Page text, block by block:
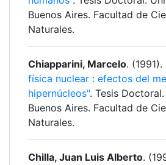
Buenos Aires. Facultad de
Naturales.
Chiapparini, Marcelo. (1991).
física nuclear : efectos del
hipernúcleos". Tesis
Buenos Aires. Facultad de
Naturales.
Chilla, Juan Luis Alberto.